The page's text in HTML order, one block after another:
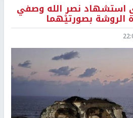
استشهاد نصر الله وصفي
بصورتيْهما